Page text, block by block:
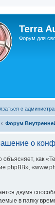
Terra
Форум для
язаться с администра
Форум
о
как
phpBB»,
двумя
в папку